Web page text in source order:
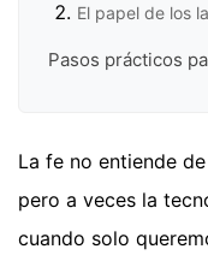
El papel de los
Pasos prácticos
La fe no entiende
pero a veces la
cuando solo